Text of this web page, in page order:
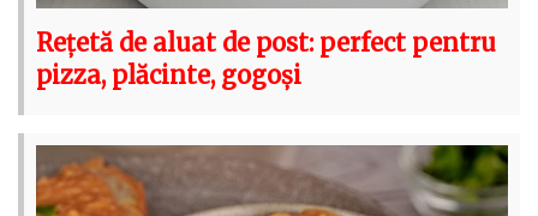
Rețetă de aluat de post: perfect pentru
pizza, plăcinte, gogoși